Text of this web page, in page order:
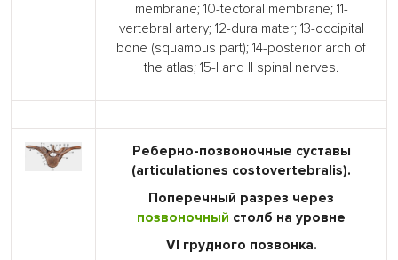
membrane; 10-tectoral membrane; 11-
vertebral artery; 12-dura mater; 13-occipital
bone (squamous part); 14-posterior arch of
the atlas; 15-I and II spinal nerves.
Реберно-позвоночные суставы
(articulationes costovertebralis).
Поперечный разрез через
позвоночный столб на уровне
VI грудного позвонка.